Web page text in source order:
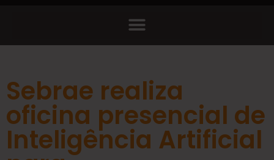
Sebrae realiza
oficina presencial de
Inteligência Artificial